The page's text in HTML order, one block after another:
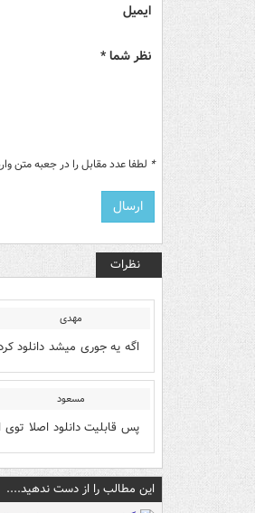
ایمیل
نظر شما *
* لطفا عدد مقابل را در جعبه متن
نظرات
مهدی
اگه یه جوری میشد دانلود
مسعود
پس قابلیت دانلود اصلا توی
این مطالب را از دست ندهید....